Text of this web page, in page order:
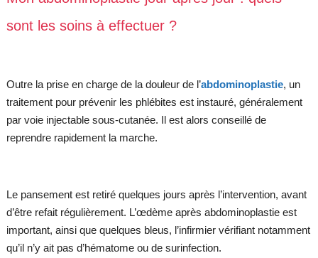
sont les soins à effectuer ?
Outre la prise en charge de la douleur de l’abdominoplastie, un
traitement pour prévenir les phlébites est instauré, généralement
par voie injectable sous-cutanée. Il est alors conseillé de
reprendre rapidement la marche.
Le pansement est retiré quelques jours après l’intervention, avant
d’être refait régulièrement. L’œdème après abdominoplastie est
important, ainsi que quelques bleus, l’infirmier vérifiant notamment
qu’il n’y ait pas d’hématome ou de surinfection.